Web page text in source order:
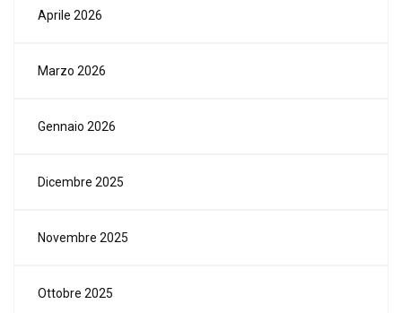
Aprile 2026
Marzo 2026
Gennaio 2026
Dicembre 2025
Novembre 2025
Ottobre 2025